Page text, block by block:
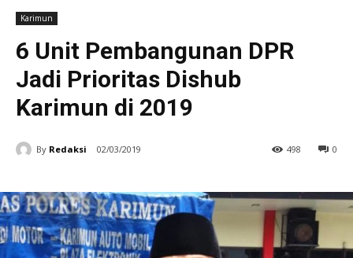
Karimun
6 Unit Pembangunan DPR
Jadi Prioritas Dishub
Karimun di 2019
By Redaksi 02/03/2019 0
498